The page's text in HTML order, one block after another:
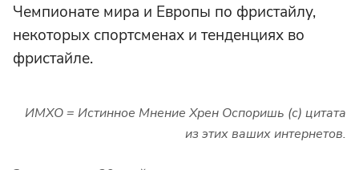
Чемпионате мира и Европы по фристайлу,
некоторых спортсменах и тенденциях во
фристайле.
ИМХО = Истинное Мнение Хрен Оспоришь (с) цитата
из этих ваших интернетов.